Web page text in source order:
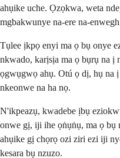
ahụike uche. Ọzọkwa, weta
mgbakwunye na-ere na-
Tụlee ịkpọ enyi ma ọ bụ onye
nkwado, karịsịa ma ọ bụrụ na ị
ọgwụgwọ ahụ. Otú ọ dị, hụ na
nkeonwe na ha nọ.
N'ikpeazụ, kwadebe ịbụ
onwe gị, iji ihe ọṅụṅụ, ma ọ bụ
ahụike gị chọrọ ozi ziri ezi iji
kesara bụ nzuzo.